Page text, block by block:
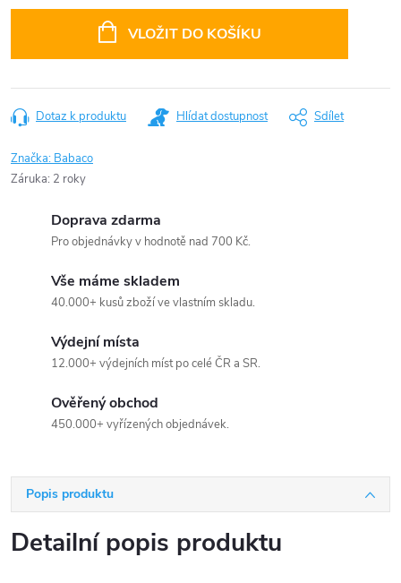
VLOŽIT DO KOŠÍKU
Dotaz k produktu Hlídat dostupnost Sdílet
Značka: Babaco
Záruka: 2 roky
Doprava zdarma
Pro objednávky v hodnotě nad 700 Kč.
Vše máme skladem
40.000+ kusů zboží ve vlastním skladu.
Výdejní místa
12.000+ výdejních míst po celé ČR a SR.
Ověřený obchod
450.000+ vyřízených objednávek.
Popis produktu
Detailní popis produktu